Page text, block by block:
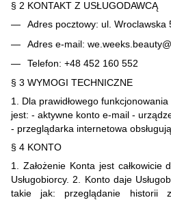
§ 2 KONTAKT Z USŁUGODAWCĄ
Adres pocztowy: ul. Wroclawska
Adres e-mail:
Telefon: +48 452 160 552
§ 3 WYMOGI TECHNICZNE
1. Dla prawidłowego
jest: - aktywne konto e-mail -
- przeglądarka internetowa
§ 4 KONTO
1. Założenie Konta jest
Usługobiorcy. 2. Konto daje
takie jak: przeglądanie historii